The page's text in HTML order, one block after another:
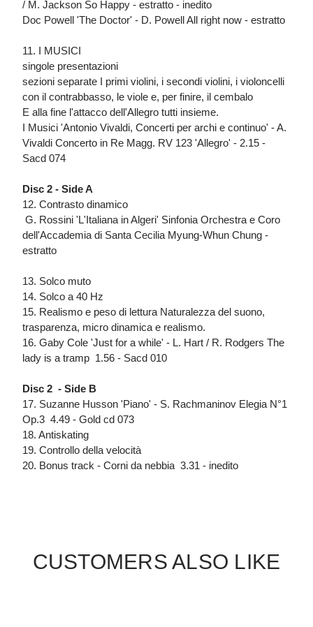
/ M. Jackson So Happy - estratto - inedito
Doc Powell 'The Doctor' - D. Powell All right now - estratto
11. I MUSICI
singole presentazioni
sezioni separate I primi violini, i secondi violini, i violoncelli
con il contrabbasso, le viole e, per finire, il cembalo
E alla fine l'attacco dell'Allegro tutti insieme.
I Musici 'Antonio Vivaldi, Concerti per archi e continuo' - A.
Vivaldi Concerto in Re Magg. RV 123 'Allegro' - 2.15 -
Sacd 074
Disc 2 - Side A
12. Contrasto dinamico
 G. Rossini 'L'Italiana in Algeri' Sinfonia Orchestra e Coro
dell'Accademia di Santa Cecilia Myung-Whun Chung -
estratto
13. Solco muto
14. Solco a 40 Hz
15. Realismo e peso di lettura Naturalezza del suono,
trasparenza, micro dinamica e realismo.
16. Gaby Cole 'Just for a while' - L. Hart / R. Rodgers The
lady is a tramp  1.56 - Sacd 010
Disc 2 - Side B
17. Suzanne Husson 'Piano' - S. Rachmaninov Elegia N°1
Op.3  4.49 - Gold cd 073
18. Antiskating
19. Controllo della velocità
20. Bonus track - Corni da nebbia  3.31 - inedito
CUSTOMERS ALSO LIKE